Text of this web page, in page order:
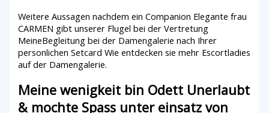
Weitere Aussagen nachdem ein Companion Elegante frau
CARMEN gibt unserer Flugel bei der Vertretung
MeineBegleitung bei der Damengalerie nach Ihrer
personlichen Setcard Wie entdecken sie mehr Escortladies
auf der Damengalerie.
Meine wenigkeit bin Odett Unerlaubt
& mochte Spass unter einsatz von